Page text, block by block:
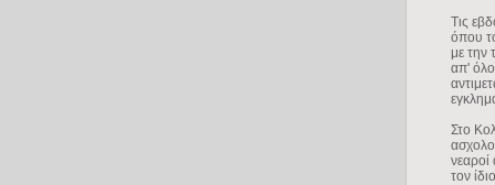
Τις
όπου
με την
απ'
Στο
νεαροί
τον